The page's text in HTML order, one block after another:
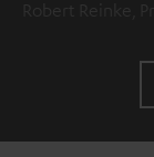
Robert Reinke,